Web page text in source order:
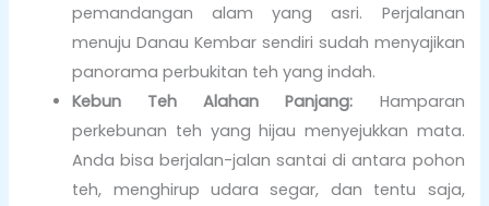
pemandangan alam yang asri. Perjalanan
menuju Danau Kembar sendiri sudah menyajikan
panorama perbukitan teh yang indah.
Kebun Teh Alahan Panjang: Hamparan
perkebunan teh yang hijau menyejukkan mata.
Anda bisa berjalan-jalan santai di antara pohon
teh, menghirup udara segar, dan tentu saja,